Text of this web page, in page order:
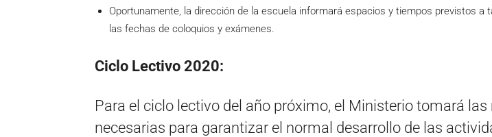
Oportunamente, la dirección de la escuela informará espacios y tiempos previstos a
las fechas de coloquios y exámenes.
Ciclo Lectivo 2020:
Para el ciclo lectivo del año próximo, el Ministerio tomará las
necesarias para garantizar el normal desarrollo de las